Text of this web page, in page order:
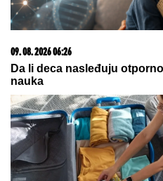
09. 08. 2026 06:26
Da li deca nasleđuju
nauka